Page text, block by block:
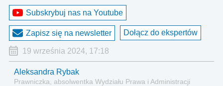
Subskrybuj nas na Youtube
Zapisz się na newsletter Dołącz do ekspertów
19 września 2024, 17:18
Aleksandra Rybak
Prawniczka, absolwentka Wydziału Prawa i Administracji